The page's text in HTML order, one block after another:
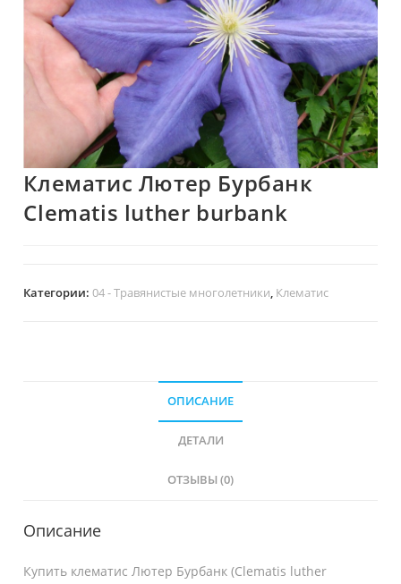
Клематис Лютер Бурбанк
Clematis luther burbank
Категории:04 - Травянистые многолетники, Клематис
ОПИСАНИЕ
ДЕТАЛИ
ОТЗЫВЫ (0)
Описание
Купить клематис Лютер Бурбанк (Clematis luther